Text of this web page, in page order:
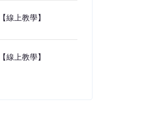
線上教學】
線上教學】